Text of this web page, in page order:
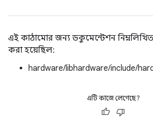
এই কাঠামোর জন্য ডকুমেন্টেশন
করা হয়েছিল:
hardware/libhardware/include/
এটি কাজে লেগেছে?